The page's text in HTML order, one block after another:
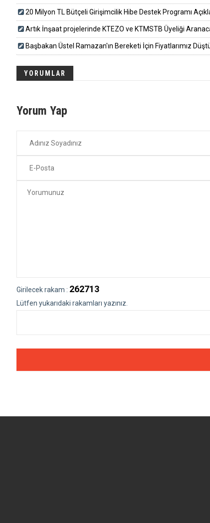
20 Milyon TL Bütçeli Girişimcilik Hibe Destek Programı
Artık İnşaat projelerinde KTEZO ve KTMSTB Üyeliği
Başbakan Üstel Ramazan'ın Bereketi İçin Fiyatlarımız Düştü
YORUMLAR
Yorum Yap
Girilecek rakam : 262713
Lütfen yukarıdaki rakamları yazınız.